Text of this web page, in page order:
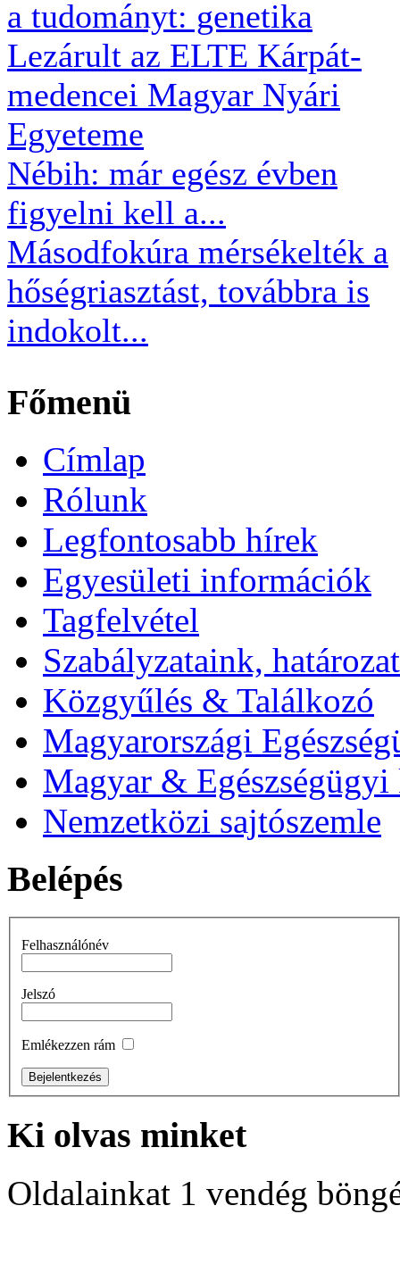
a tudományt: genetika
Lezárult az ELTE Kárpát-
medencei Magyar Nyári
Egyeteme
Nébih: már egész évben
figyelni kell a...
Másodfokúra mérsékelték a
hőségriasztást, továbbra is
indokolt...
Főmenü
Címlap
Rólunk
Legfontosabb hírek
Egyesületi információk
Tagfelvétel
Szabályzataink,
Közgyűlés & Találkozó
Magyarországi
Magyar &
Nemzetközi sajtószemle
Belépés
Felhasználónév
Jelszó
Emlékezzen rám
Ki olvas minket
Oldalainkat 1 vendég